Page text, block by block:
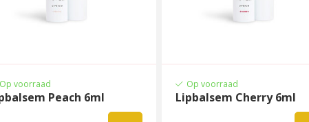
Op voorraad
Peach 6ml
Op voorraad
Lipbalsem Cherry 6ml